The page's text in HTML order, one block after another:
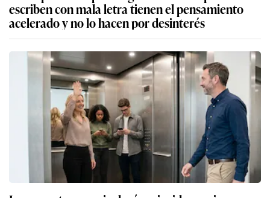
escriben con mala letra tienen el pensamiento
acelerado y no lo hacen por desinterés